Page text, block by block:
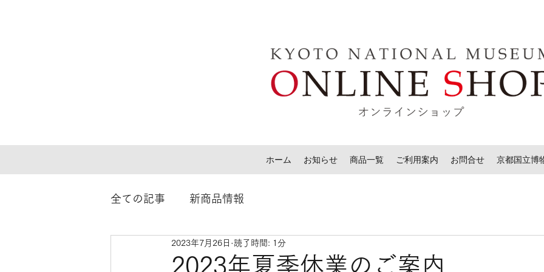
ホーム お知らせ 商品一覧 ご利用案内 お問合せ 京都国立博
全ての記事 新商品情報
2023年夏季休業のご案内
2023年7月26日 読了時間: 1分